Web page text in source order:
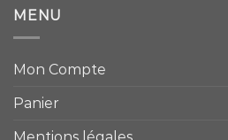
MENU
Mon Compte
Panier
Mentions légales